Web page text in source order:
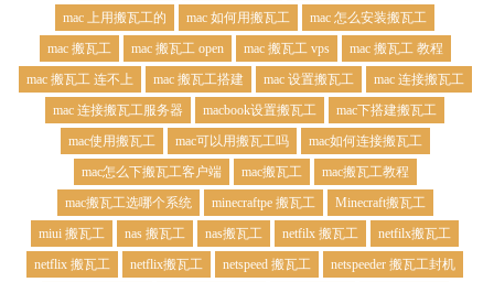
mac 上用搬瓦工的
mac 如何用搬瓦工
mac 怎么安装搬瓦工
mac 搬瓦工
mac 搬瓦工 open mac 搬瓦工 vps
mac 搬瓦工 教程
mac 搬瓦工 连不上
mac 搬瓦工搭建 mac 设置搬瓦工
mac 连接搬瓦工
mac 连接搬瓦工服务器
macbook设置搬瓦工
mac下搭建搬瓦工
mac使用搬瓦工
mac可以用搬瓦工吗
mac如何连接搬瓦工
mac怎么下搬瓦工客户端
mac搬瓦工
mac搬瓦工教程
mac搬瓦工选哪个系统
minecraftpe 搬瓦工
Minecraft搬瓦工
miui 搬瓦工
nas 搬瓦工 nas搬瓦工 netfilx 搬瓦工
netfilx搬瓦工
netflix 搬瓦工
netflix搬瓦工 netspeed 搬瓦工
netspeeder 搬瓦工封机